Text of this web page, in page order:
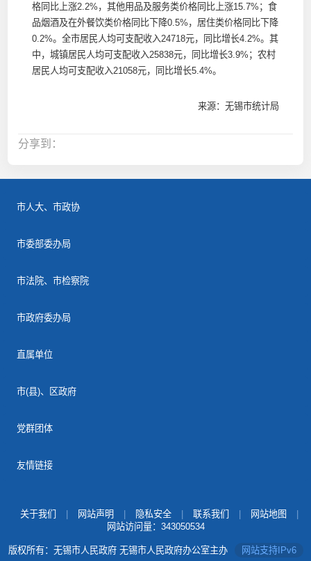
格同比上涨2.2%，其他用品及服务类价格同比上涨15.7%；食
品烟酒及在外餐饮类价格同比下降0.5%，居住类价格同比下降
0.2%。全市居民人均可支配收入24718元，同比增长4.2%。其
中，城镇居民人均可支配收入25838元，同比增长3.9%；农村
居民人均可支配收入21058元，同比增长5.4%。
来源：无锡市统计局
分享到：
市人大、市政协
市委部委办局
市法院、市检察院
市政府委办局
直属单位
市(县)、区政府
党群团体
友情链接
关于我们 网站声明 隐私安全 联系我们 网站地图
网站访问量： 343050534
版权所有：无锡市人民政府 无锡市人民政府办公室主办 网站支持IPv6